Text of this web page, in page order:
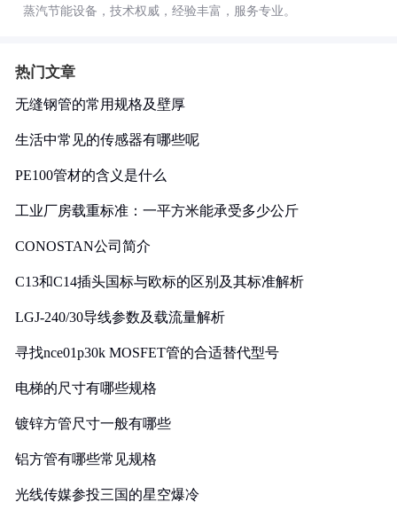
蒸汽节能设备，技术权威，经验丰富，服务专业。
热门文章
无缝钢管的常用规格及壁厚
生活中常见的传感器有哪些呢
PE100管材的含义是什么
工业厂房载重标准：一平方米能承受多少公斤
CONOSTAN公司简介
C13和C14插头国标与欧标的区别及其标准解析
LGJ-240/30导线参数及载流量解析
寻找nce01p30k MOSFET管的合适替代型号
电梯的尺寸有哪些规格
镀锌方管尺寸一般有哪些
铝方管有哪些常见规格
光线传媒参投三国的星空爆冷